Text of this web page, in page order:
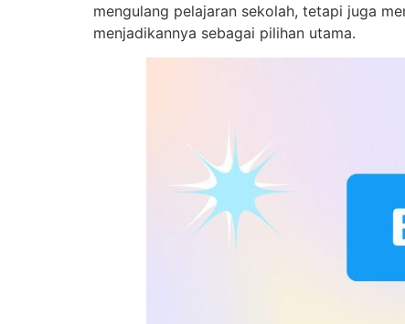
mengulang pelajaran sekolah, tetapi juga
menjadikannya sebagai pilihan utama.